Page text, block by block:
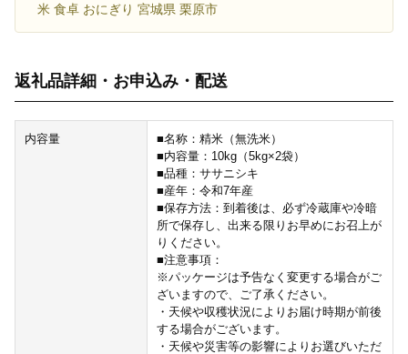
米 食卓 おにぎり 宮城県 栗原市
返礼品詳細・お申込み・配送
内容量
■名称：精米（無洗米）
■内容量：10kg（5kg×2袋）
■品種：ササニシキ
■産年：令和7年産
■保存方法：到着後は、必ず冷蔵庫や冷暗
所で保存し、出来る限りお早めにお召上が
りください。
■注意事項：
※パッケージは予告なく変更する場合がご
ざいますので、ご了承ください。
・天候や収穫状況によりお届け時期が前後
する場合がございます。
・天候や災害等の影響によりお選びいただ